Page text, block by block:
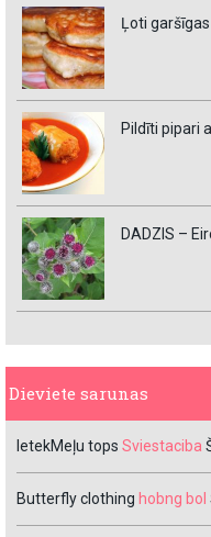
Ļoti
Pildīti pipari
DADZIS –
Dieviete sarunas
IetekMeļu tops Sviestaciba
Butterfly clothing hobng bol